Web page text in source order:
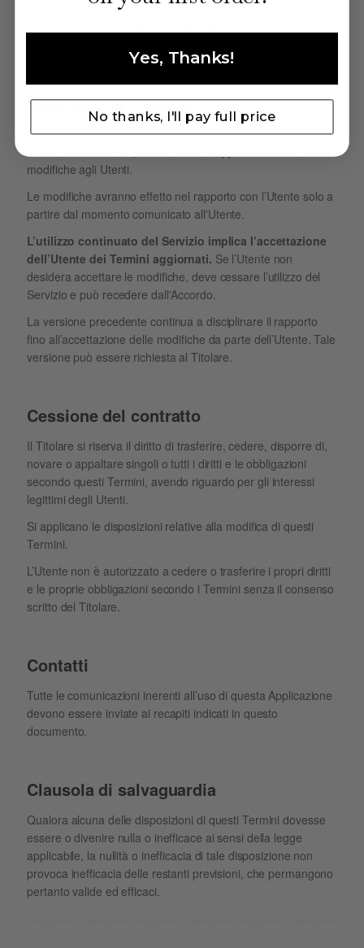
sono e restano di esclusiva proprietà del Titolare o dei suoi
Modifiche dei Termini
Il Titolare si riserva il diritto di modificare i Termini in ogni
modifiche agli Utenti.
Le modifiche avranno effetto nel rapporto con l’Utente solo a
partire dal momento comunicato all'Utente.
L’utilizzo continuato del Servizio implica l’accettazione
dell’Utente dei Termini aggiornati. Se l’Utente non
desidera accettare le modifiche, deve cessare l’utilizzo del
Servizio e può recedere dall'Accordo.
La versione precedente continua a disciplinare il rapporto
fino all’accettazione delle modifiche da parte dell’Utente. Tale
versione può essere richiesta al Titolare.
Cessione del contratto
Il Titolare si riserva il diritto di trasferire, cedere, disporre di,
novare o appaltare singoli o tutti i diritti e le obbligazioni
secondo questi Termini, avendo riguardo per gli interessi
legittimi degli Utenti.
Si applicano le disposizioni relative alla modifica di questi
Termini.
L’Utente non è autorizzato a cedere o trasferire i propri diritti
e le proprie obbligazioni secondo i Termini senza il consenso
scritto del Titolare.
Contatti
Tutte le comunicazioni inerenti all’uso di questa Applicazione
devono essere inviate ai recapiti indicati in questo
documento.
Clausola di salvaguardia
Qualora alcuna delle disposizioni di questi Termini dovesse
essere o divenire nulla o inefficace ai sensi della legge
applicabile, la nullità o inefficacia di tale disposizione non
provoca inefficacia delle restanti previsioni, che permangono
pertanto valide ed efficaci.
Yes, Thanks!
No thanks, I'll pay full price